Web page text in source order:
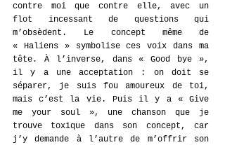
contre moi que contre elle, avec un
flot incessant de questions qui
m’obsèdent. Le concept même de
« Haliens » symbolise ces voix dans ma
tête. À l’inverse, dans « Good bye »,
il y a une acceptation : on doit se
séparer, je suis fou amoureux de toi,
mais c’est la vie. Puis il y a « Give
me your soul », une chanson que je
trouve toxique dans son concept, car
j’y demande à l’autre de m’offrir son